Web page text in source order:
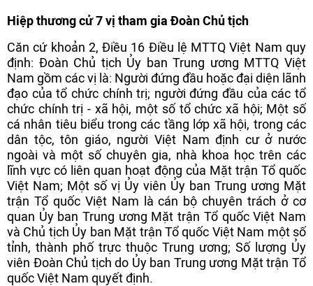
Hiệp thương cử 7 vị tham gia Đoàn Chủ tịch
Căn cứ khoản 2, Điều 16 Điều lệ MTTQ Việt Nam quy
định: Đoàn Chủ tịch Ủy ban Trung ương MTTQ Việt
Nam gồm các vị là: Người đứng đầu hoặc đại diện lãnh
đạo của tổ chức chính trị; người đứng đầu của các tổ
chức chính trị - xã hội, một số tổ chức xã hội; Một số
cá nhân tiêu biểu trong các tầng lớp xã hội, trong các
dân tộc, tôn giáo, người Việt Nam định cư ở nước
ngoài và một số chuyên gia, nhà khoa học trên các
lĩnh vực có liên quan hoạt động của Mặt trận Tổ quốc
Việt Nam; Một số vị Ủy viên Ủy ban Trung ương Mặt
trận Tổ quốc Việt Nam là cán bộ chuyên trách ở cơ
quan Ủy ban Trung ương Mặt trận Tổ quốc Việt Nam
và Chủ tịch Ủy ban Mặt trận Tổ quốc Việt Nam một số
tỉnh, thành phố trực thuộc Trung ương; Số lượng Ủy
viên Đoàn Chủ tịch do Ủy ban Trung ương Mặt trận Tổ
quốc Việt Nam quyết định.